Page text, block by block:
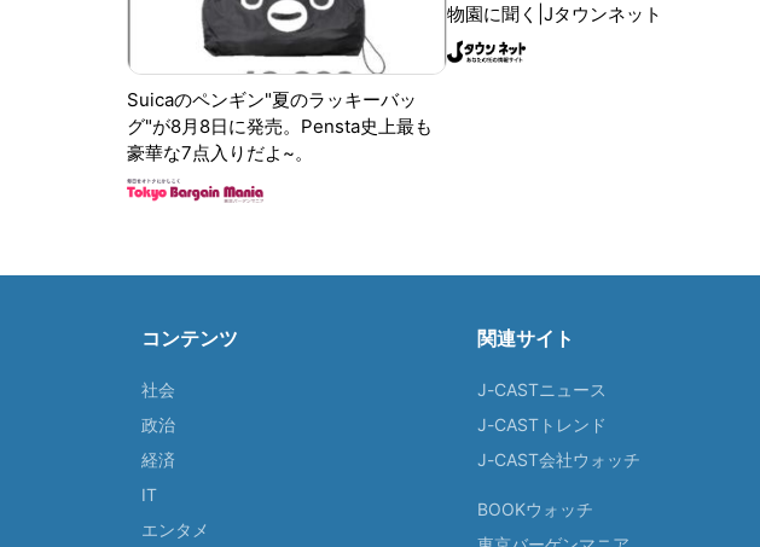
Suicaのペンギン"夏のラッキーバッ
グ"が8月8日に発売。Pensta史上最も
豪華な7点入りだよ~。
物園に聞く|Jタウンネット
コンテンツ
社会
政治
経済
IT
エンタメ
関連サイト
J-CASTニュース
J-CASTトレンド
J-CAST会社ウォッチ
BOOKウォッチ